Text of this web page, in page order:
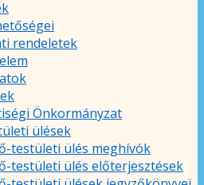
rendeletek
Önkormányzat
ülések
testületi ülés meghívók
testületi ülés előterjesztések